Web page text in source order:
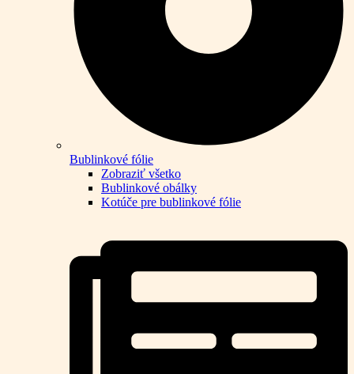
Bublinkové fólie
Zobraziť všetko
Bublinkové obálky
Kotúče pre bublinkové fólie